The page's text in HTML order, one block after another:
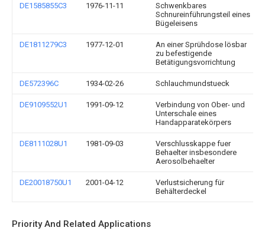
DE1585855C3 1976-11-11
Schwenkbares
Schnureinführungsteil eines
Bügeleisens
DE1811279C3 1977-12-01
An einer Sprühdose lösbar
zu befestigende
Betätigungsvorrichtung
DE572396C 1934-02-26 Schlauchmundstueck
DE9109552U1 1991-09-12
Verbindung von Ober- und
Unterschale eines
Handapparatekörpers
DE8111028U1 1981-09-03
Verschlusskappe fuer
Behaelter insbesondere
Aerosolbehaelter
DE20018750U1 2001-04-12
Verlustsicherung für
Behälterdeckel
Priority And Related Applications